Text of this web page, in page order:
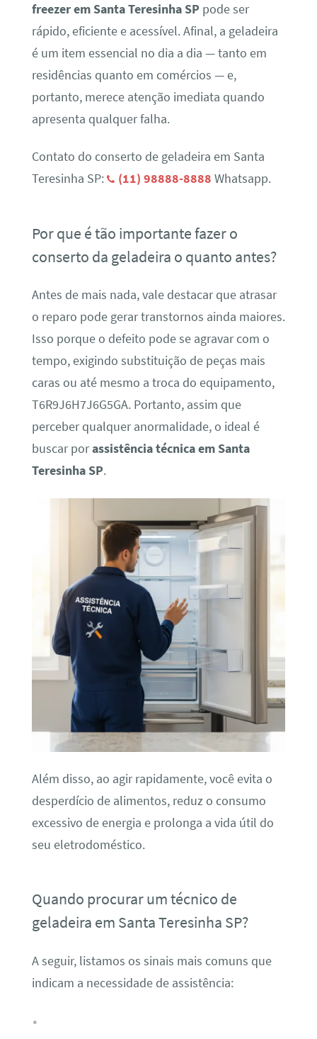
freezer em Santa Teresinha SP pode ser
rápido, eficiente e acessível. Afinal, a geladeira
é um item essencial no dia a dia — tanto em
residências quanto em comércios — e,
portanto, merece atenção imediata quando
apresenta qualquer falha.
Contato do conserto de geladeira em Santa
Teresinha SP:
(11) 98888-8888 Whatsapp.
Por que é tão importante fazer o
conserto da geladeira o quanto antes?
Antes de mais nada, vale destacar que atrasar
o reparo pode gerar transtornos ainda maiores.
Isso porque o defeito pode se agravar com o
tempo, exigindo substituição de peças mais
caras ou até mesmo a troca do equipamento,
T6R9J6H7J6G5GA. Portanto, assim que
perceber qualquer anormalidade, o ideal é
buscar porassistência técnica em Santa
Teresinha SP.
Além disso, ao agir rapidamente, você evita o
desperdício de alimentos, reduz o consumo
excessivo de energia e prolonga a vida útil do
seu eletrodoméstico.
Quando procurar um técnico de
geladeira em Santa Teresinha SP?
A seguir, listamos os sinais mais comuns que
indicam a necessidade de assistência: